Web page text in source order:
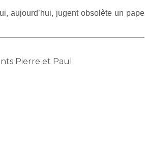
aujourd’hui, jugent obsolète un pape
Pierre et Paul: